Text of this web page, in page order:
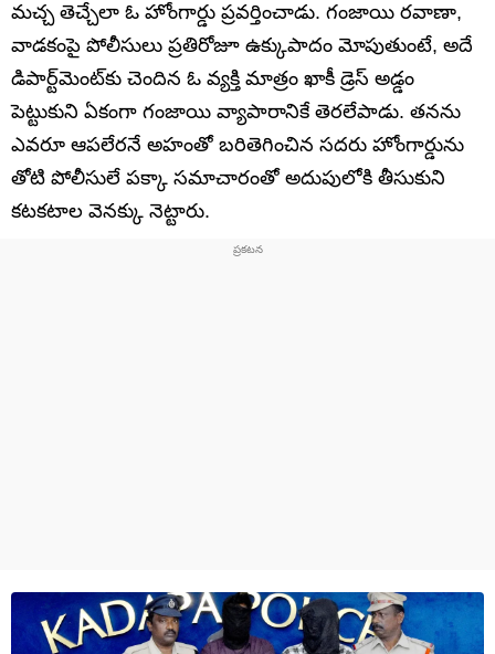
మచ్చ తెచ్చేలా ఓ హోంగార్డు ప్రవర్తించాడు. గంజాయి రవాణా,
వాడకంపై పోలీసులు ప్రతిరోజూ ఉక్కుపాదం మోపుతుంటే, అదే
డిపార్ట్‌మెంట్‌కు చెందిన ఓ వ్యక్తి మాత్రం ఖాకీ డ్రెస్ అడ్డం
పెట్టుకుని ఏకంగా గంజాయి వ్యాపారానికే తెరలేపాడు. తనను
ఎవరూ ఆపలేరనే అహంతో బరితెగించిన సదరు హోంగార్డును
తోటి పోలీసులే పక్కా సమాచారంతో అదుపులోకి తీసుకుని
కటకటాల వెనక్కు నెట్టారు.